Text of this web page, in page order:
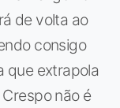
de volta ao
consigo
que extrapola
não é